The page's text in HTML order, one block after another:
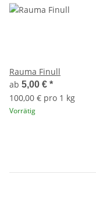
Rauma Finull
ab 5,00 € *
100,00 € pro 1 kg
Vorrätig